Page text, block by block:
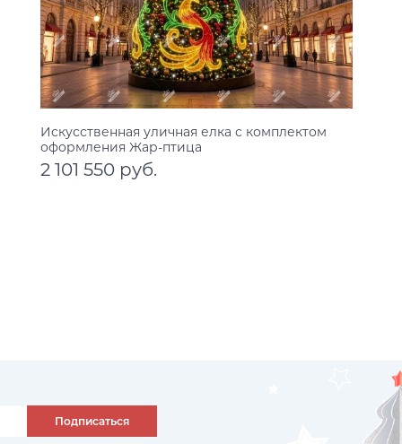
Искусственная уличная елка с комплектом
оформления Жар-птица
2 101 550 руб.
Подписаться